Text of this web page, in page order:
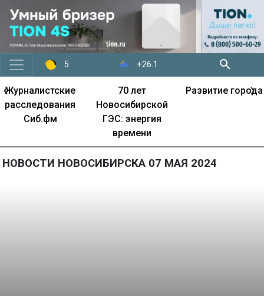
5 +26.1
Журналистские
расследования
Сиб.фм
70 лет
Новосибирской
ГЭС: энергия
времени
Развитие города
‹ ›
НОВОСТИ НОВОСИБИРСКА 07 МАЯ 2024